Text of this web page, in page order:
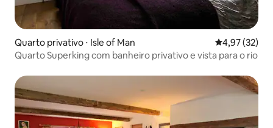
Quarto privativo ⋅ Isle of Man 4,97 de uma
4,97 (32)
Quarto Superking com banheiro privativo e vista para o rio